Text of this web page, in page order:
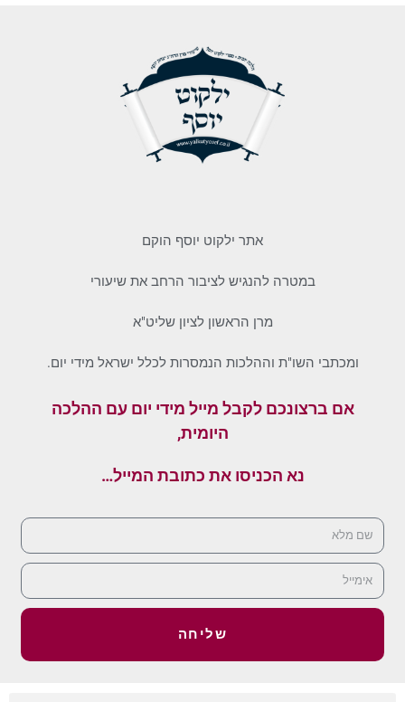
אתר ילקוט יוסף הוקם
במטרה להנגיש לציבור הרחב את שיעורי
מרן הראשון לציון שליט"א
ומכתבי השו"ת וההלכות הנמסרות לכלל ישראל מידי יום.
אם ברצונכם לקבל מייל מידי יום עם ההלכה
היומית,
נא הכניסו את כתובת המייל…
שליחה